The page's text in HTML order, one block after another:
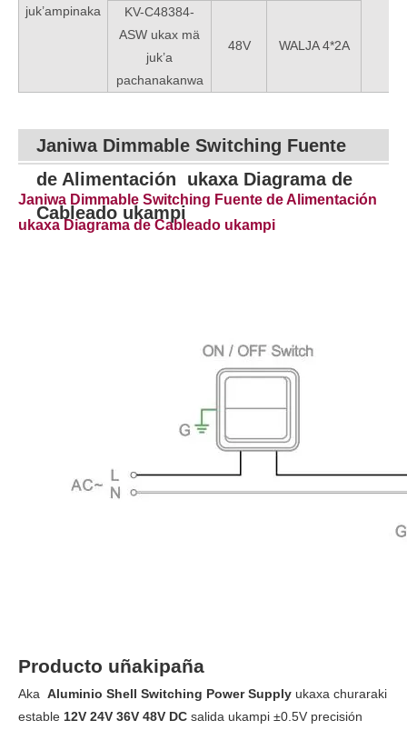
juk’ampinaka
KV-C48384-
ASW ukax mä
juk’a
pachanakanwa
48V WALJA 4*2A
Janiwa Dimmable Switching Fuente
de Alimentación
ukaxa Diagrama de
Cableado ukampi
Janiwa Dimmable Switching Fuente de Alimentación
ukaxa Diagrama de Cableado ukampi
Producto uñakipaña
Aka Aluminio Shell Switching Power Supply ukaxa churaraki
estable 12V 24V 36V 48V DC salida ukampi ±0.5V precisión